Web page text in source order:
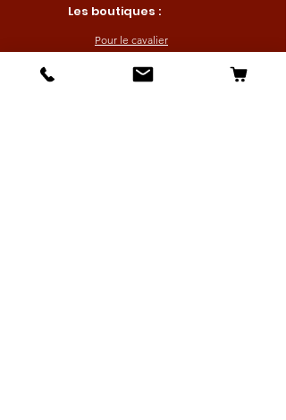
Les boutiques :
Pour le cavalier
Pour l'écurie